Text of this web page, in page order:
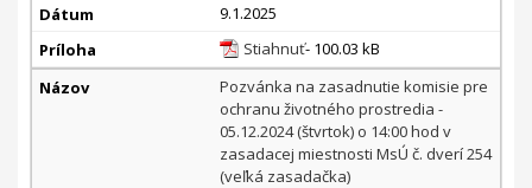
9.1.2025
Stiahnuť- 100.03 kB
Pozvánka na zasadnutie komisie pre
ochranu životného prostredia -
05.12.2024 (štvrtok) o 14:00 hod v
zasadacej miestnosti MsÚ č. dverí 254
(veľká zasadačka)